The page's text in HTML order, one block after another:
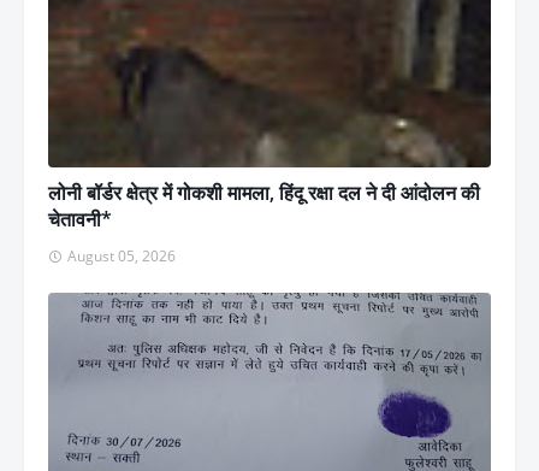
लोनी बॉर्डर क्षेत्र में गोकशी मामला, हिंदू रक्षा दल ने दी आंदोलन की
चेतावनी*
August 05, 2026